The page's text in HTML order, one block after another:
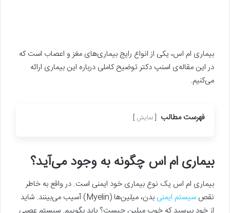
بیماری ام اس، یکی از انواع رایج بیماری‌های مغز و اعصاب است که
در این مقاله‌ی اسنپ دکتر توضیح کاملی درباره این بیماری ارائه
می‌کنیم.
فهرست مطالب نمایش
بیماری ام اس چگونه به وجود می‌آید؟
بیماری ام اس یک نوع بیماری خود ایمنی است. در واقع به خاطر
نقص سیستم ایمنی
بدن، میلین‌ها (Myelin) آسیب می‌بینند. شاید
از خود بپرسید که خوب میلین چیست؟ باید بگوییم. سیستم عصبی